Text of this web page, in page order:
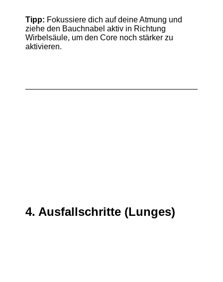
Tipp: Fokussiere dich auf deine Atmung und
ziehe den Bauchnabel aktiv in Richtung
Wirbelsäule, um den Core noch stärker zu
aktivieren.
4. Ausfallschritte (Lunges)